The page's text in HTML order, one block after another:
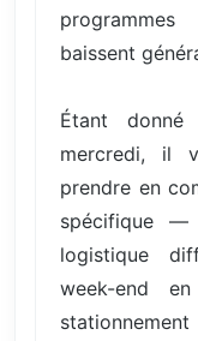
baissent
Étant
mercredi, il
prendre en
spécifique
logistique
week-end